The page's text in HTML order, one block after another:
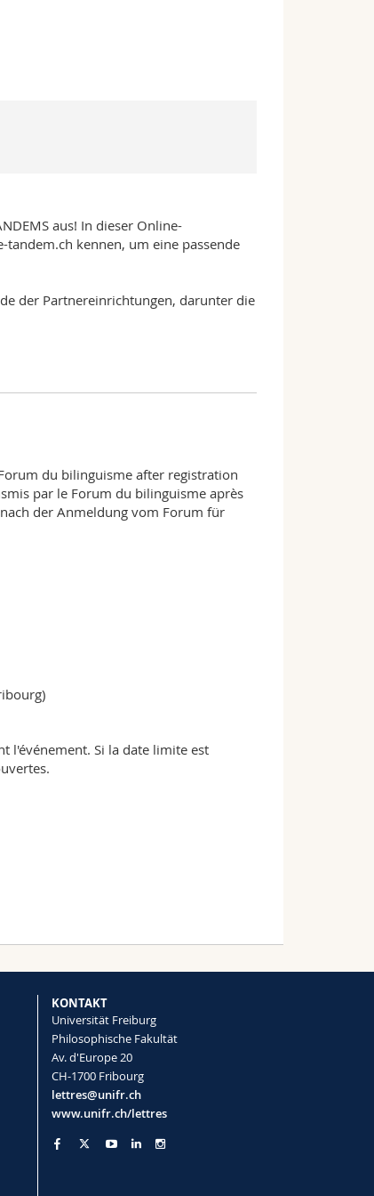
aus! In dieser Online-
kennen, um eine passende
der Partnereinrichtungen, darunter die
du bilinguisme after registration
par le Forum du bilinguisme après
der Anmeldung vom Forum für
l'événement. Si la date limite est
KONTAKT
Universität Freiburg
Philosophische Fakultät
Av. d'Europe 20
CH-1700 Fribourg
lettres@unifr.ch
www.unifr.ch/lettres